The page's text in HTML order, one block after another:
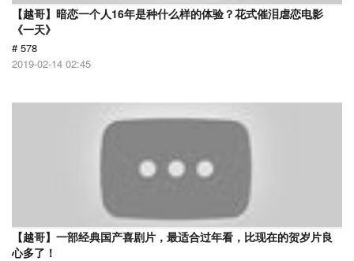
【越哥】暗恋一个人16年是种什么样的体验？花式催泪虐恋电影
《一天》
# 578
2019-02-14 02:45
【越哥】一部经典国产喜剧片，最适合过年看，比现在的贺岁片良
心多了！